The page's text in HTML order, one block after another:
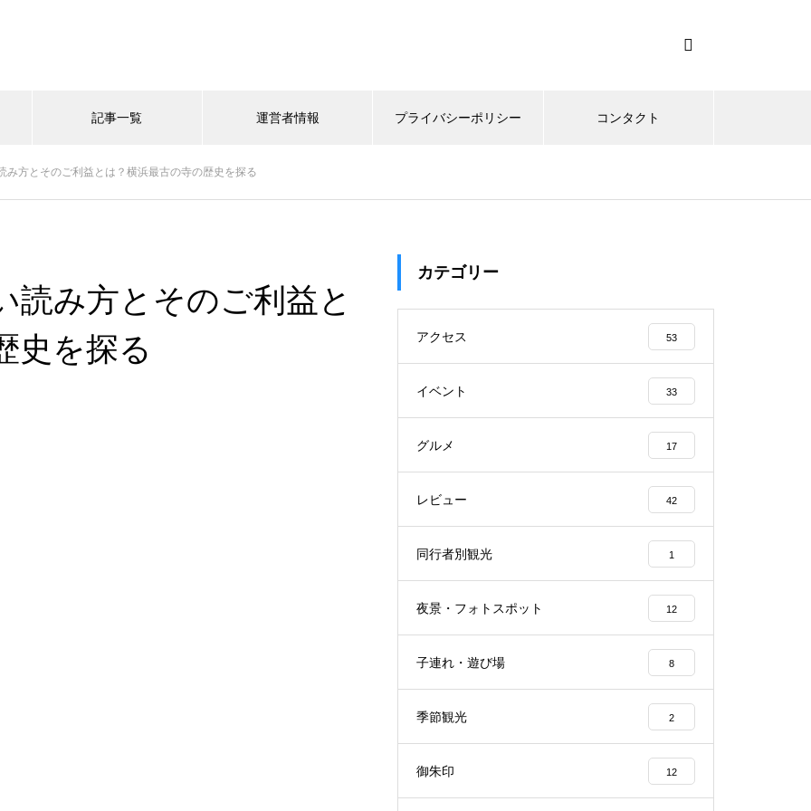
記事一覧 運営者情報 プライバシーポリシー コンタクト
み方とそのご利益とは？横浜最古の寺の歴史を探る
読み方とそのご利益と
史を探る
カテゴリー
アクセス 53
イベント 33
グルメ 17
レビュー 42
同行者別観光 1
夜景・フォトスポット 12
子連れ・遊び場 8
季節観光 2
御朱印 12